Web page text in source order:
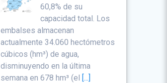
60,8% de su
capacidad total. Los
embalses almacenan
actualmente 34.060 hectómetros
cúbicos (hm³) de agua,
disminuyendo en la última
semana en 678 hm³ (el [...]